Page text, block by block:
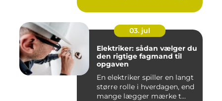
03. jul
Elektriker: sådan vælger du
den rigtige fagmand til
opgaven
En elektriker spiller en langt
større rolle i hverdagen, end
mange lægger mærke t...